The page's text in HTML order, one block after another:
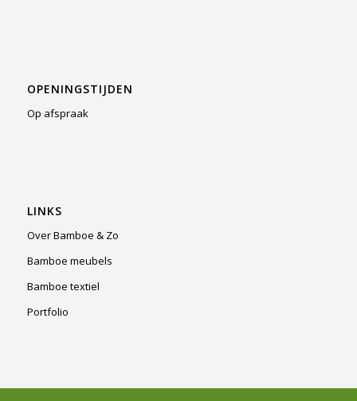
OPENINGSTIJDEN
Op afspraak
LINKS
Over Bamboe & Zo
Bamboe meubels
Bamboe textiel
Portfolio